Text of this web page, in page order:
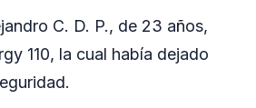
C. D. P., de 23 años,
110, la cual había dejado